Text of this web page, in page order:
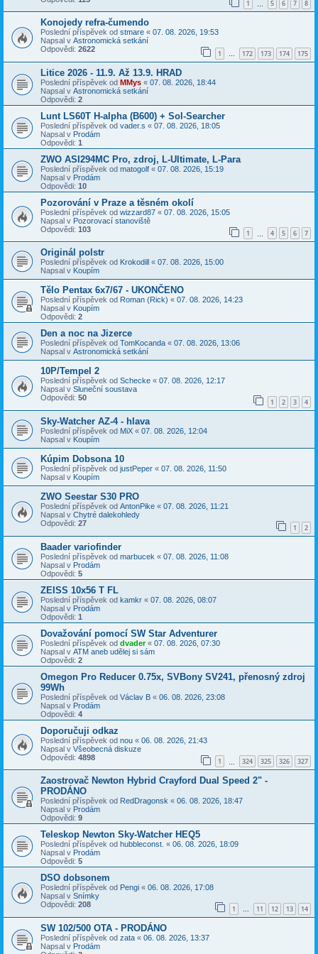
1 5 6 7 8
Konojedy refra-čumendo
Poslední příspěvek od stmare « 07. 08. 2026, 19:53
Napsal v Astronomická setkání
Odpovědi: 2622 1 … 172 173 174 175
Litice 2026 - 11.9. Až 13.9. HRAD
Poslední příspěvek od MMys « 07. 08. 2026, 18:44
Napsal v Astronomická setkání
Odpovědi: 2
Lunt LS60T H-alpha (B600) + Sol-Searcher
Poslední příspěvek od vader.s « 07. 08. 2026, 18:05
Napsal v Prodám
Odpovědi: 1
ZWO ASI294MC Pro, zdroj, L-Ultimate, L-Para
Poslední příspěvek od matogolf « 07. 08. 2026, 15:19
Napsal v Prodám
Odpovědi: 10
Pozorování v Praze a těsném okolí
Poslední příspěvek od wizzard87 « 07. 08. 2026, 15:05
Napsal v Pozorovací stanoviště
Odpovědi: 103 1 4 5 6 7
Originál polstr
Poslední příspěvek od Krokodill « 07. 08. 2026, 15:00
Napsal v Koupím
Tělo Pentax 6x7/67 - UKONČENO
Poslední příspěvek od Roman (Rick) « 07. 08. 2026, 14:23
Napsal v Koupím
Odpovědi: 2
Den a noc na Jizerce
Poslední příspěvek od TomKocanda « 07. 08. 2026, 13:06
Napsal v Astronomická setkání
10P/Tempel 2
Poslední příspěvek od Schecke « 07. 08. 2026, 12:17
Napsal v Sluneční soustava
Odpovědi: 50 1 2 3 4
Sky-Watcher AZ-4 - hlava
Poslední příspěvek od MiX « 07. 08. 2026, 12:04
Napsal v Koupím
Kúpim Dobsona 10
Poslední příspěvek od justPeper « 07. 08. 2026, 11:50
Napsal v Koupím
ZWO Seestar S30 PRO
Poslední příspěvek od AntonPike « 07. 08. 2026, 11:21
Napsal v Chytré dalekohledy
Odpovědi: 27 1 2
Baader variofinder
Poslední příspěvek od marbucek « 07. 08. 2026, 11:08
Napsal v Prodám
Odpovědi: 5
ZEISS 10x56 T FL
Poslední příspěvek od kamkr « 07. 08. 2026, 08:07
Napsal v Prodám
Odpovědi: 1
Dovažování pomocí SW Star Adventurer
Poslední příspěvek od dvader« 07. 08. 2026, 07:30
Napsal v ATM aneb udělej si sám
Odpovědi: 2
Omegon Pro Reducer 0.75x, SVBony SV241, přenosný zdroj
99Wh
Poslední příspěvek od Václav B « 06. 08. 2026, 23:08
Napsal v Prodám
Odpovědi: 4
Doporučuji odkaz
Poslední příspěvek od nou « 06. 08. 2026, 21:43
Napsal v Všeobecná diskuze
Odpovědi: 4898 1 324 325 326 327
Zaostrovač Newton Hybrid Crayford Dual Speed 2" -
PRODÁNO
Poslední příspěvek od RedDragonsk « 06. 08. 2026, 18:47
Napsal v Prodám
Odpovědi: 9
Teleskop Newton Sky-Watcher HEQ5
Poslední příspěvek od hubbleconst. « 06. 08. 2026, 18:09
Napsal v Prodám
Odpovědi: 5
DSO dobsonem
Poslední příspěvek od Pengi « 06. 08. 2026, 17:08
Napsal v Snímky
Odpovědi: 208 1 … 11 12 13 14
SW 102/500 OTA - PRODÁNO
Poslední příspěvek od zata « 06. 08. 2026, 13:37
Napsal v Prodám